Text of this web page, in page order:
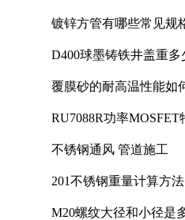
镀锌方管有哪些常见规
D400球墨铸铁井盖重多
覆膜砂的耐高温性能如
RU7088R功率
不锈钢通风 管道施工
201不锈钢重量计算方
M20螺纹大径和小径是